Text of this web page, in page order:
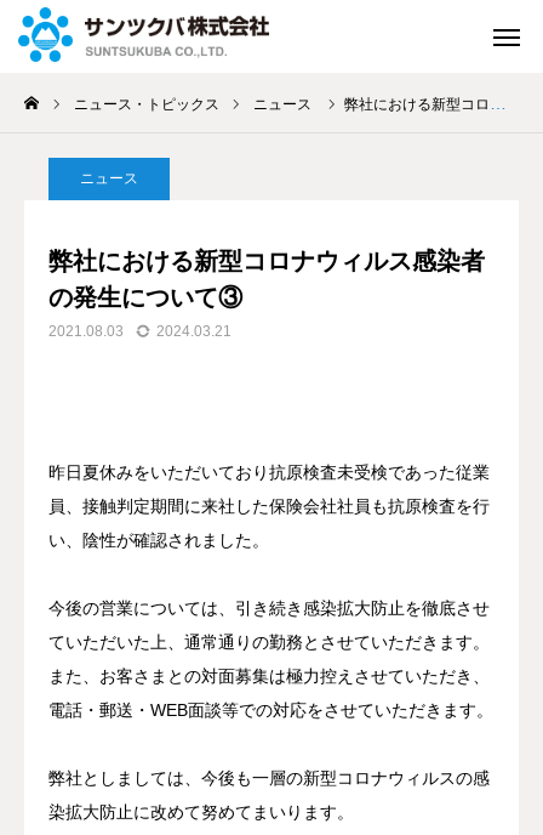
ニュース・トピックス ニュース 弊社における新型コロナウィルス感染者の発生について③
ニュース
弊社における新型コロナウィルス感染者
の発生について③
2021.08.03 2024.03.21
昨日夏休みをいただいており抗原検査未受検であった従業
員、接触判定期間に来社した保険会社社員も抗原検査を行
い、陰性が確認されました。
今後の営業については、引き続き感染拡大防止を徹底させ
ていただいた上、通常通りの勤務とさせていただきます。
また、お客さまとの対面募集は極力控えさせていただき、
電話・郵送・WEB面談等での対応をさせていただきます。
弊社としましては、今後も一層の新型コロナウィルスの感
染拡大防止に改めて努めてまいります。
緊急連絡
来店して ご相談
保険のご案内
私たちの取組み
取扱保険会社
会社案内
お知らせ